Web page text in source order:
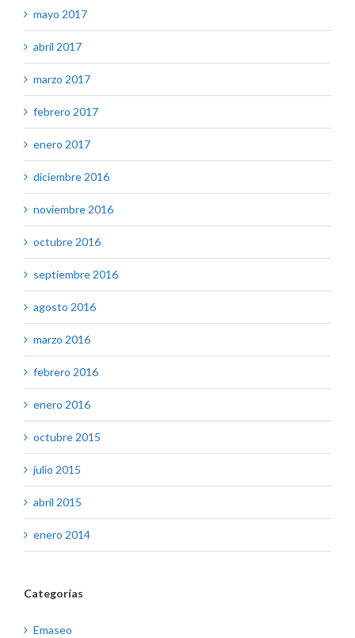
mayo 2017
abril 2017
marzo 2017
febrero 2017
enero 2017
diciembre 2016
noviembre 2016
octubre 2016
septiembre 2016
agosto 2016
marzo 2016
febrero 2016
enero 2016
octubre 2015
julio 2015
abril 2015
enero 2014
Categorías
Emaseo